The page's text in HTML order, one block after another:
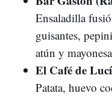
Ensaladilla
guisantes,
atún y
El Café de
Patata, huevo